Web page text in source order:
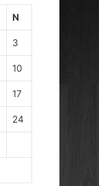
N
3
10
17
24